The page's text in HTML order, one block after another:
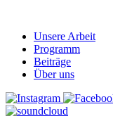
Unsere Arbeit
Programm
Beiträge
Über uns